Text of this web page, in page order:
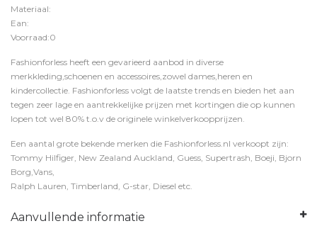
Materiaal:
Ean:
Voorraad:0
Fashionforless heeft een gevarieerd aanbod in diverse
merkkleding,schoenen en accessoires,zowel dames,heren en
kindercollectie. Fashionforless volgt de laatste trends en bieden het aan
tegen zeer lage en aantrekkelijke prijzen met kortingen die op kunnen
lopen tot wel 80% t.o.v de originele winkelverkoopprijzen.
Een aantal grote bekende merken die Fashionforless.nl verkoopt zijn:
Tommy Hilfiger, New Zealand Auckland, Guess, Supertrash, Boeji, Bjorn
Borg,Vans,
Ralph Lauren, Timberland, G-star, Diesel etc.
Aanvullende informatie